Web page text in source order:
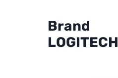
Brand
LOGITECH